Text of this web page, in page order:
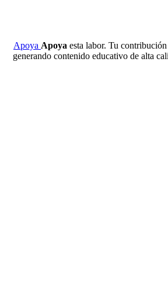
Apoya Apoya esta labor. Tu
generando contenido educativo de alta